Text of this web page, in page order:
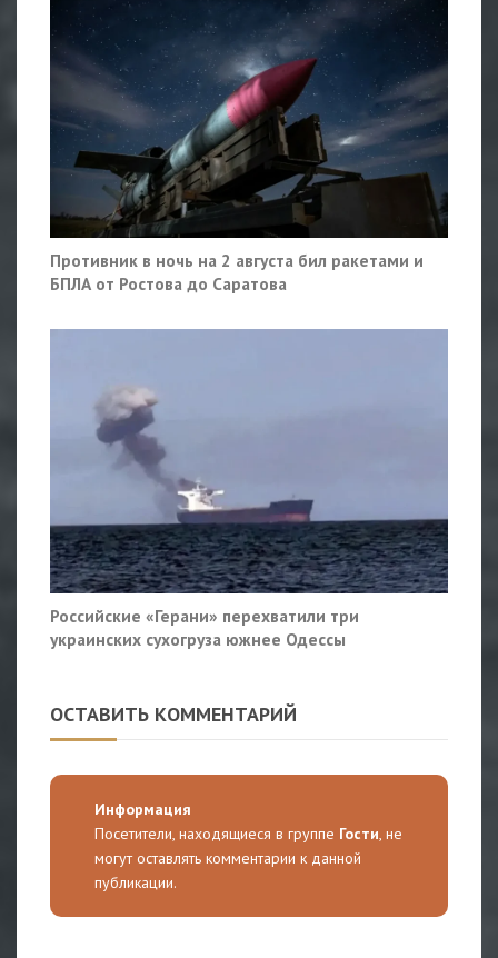
Противник в ночь на 2 августа бил ракетами и
БПЛА от Ростова до Саратова
Российские «Герани» перехватили три
украинских сухогруза южнее Одессы
ОСТАВИТЬ КОММЕНТАРИЙ
Информация
Посетители, находящиеся в группе Гости, не
могут оставлять комментарии к данной
публикации.